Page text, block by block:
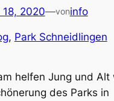
18, 2020—voninfo
, Park Schneidlingen
helfen Jung und Alt
des Parks in